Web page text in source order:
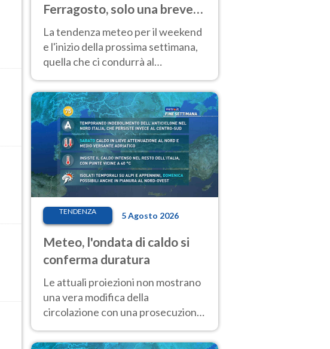
Ferragosto, solo una breve
pausa. Ecco dove
La tendenza meteo per il weekend
e l'inizio della prossima settimana,
quella che ci condurrà al
temperature molto elevate
TENDENZA 5 Agosto 2026
Meteo, l'ondata di caldo si
conferma duratura
Le attuali proiezioni non mostrano
una vera modifica della
circolazione con una prosecuzione
giorni, compresa la settimana di